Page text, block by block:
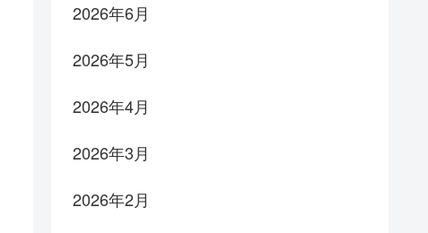
2026年6月
2026年5月
2026年4月
2026年3月
2026年2月